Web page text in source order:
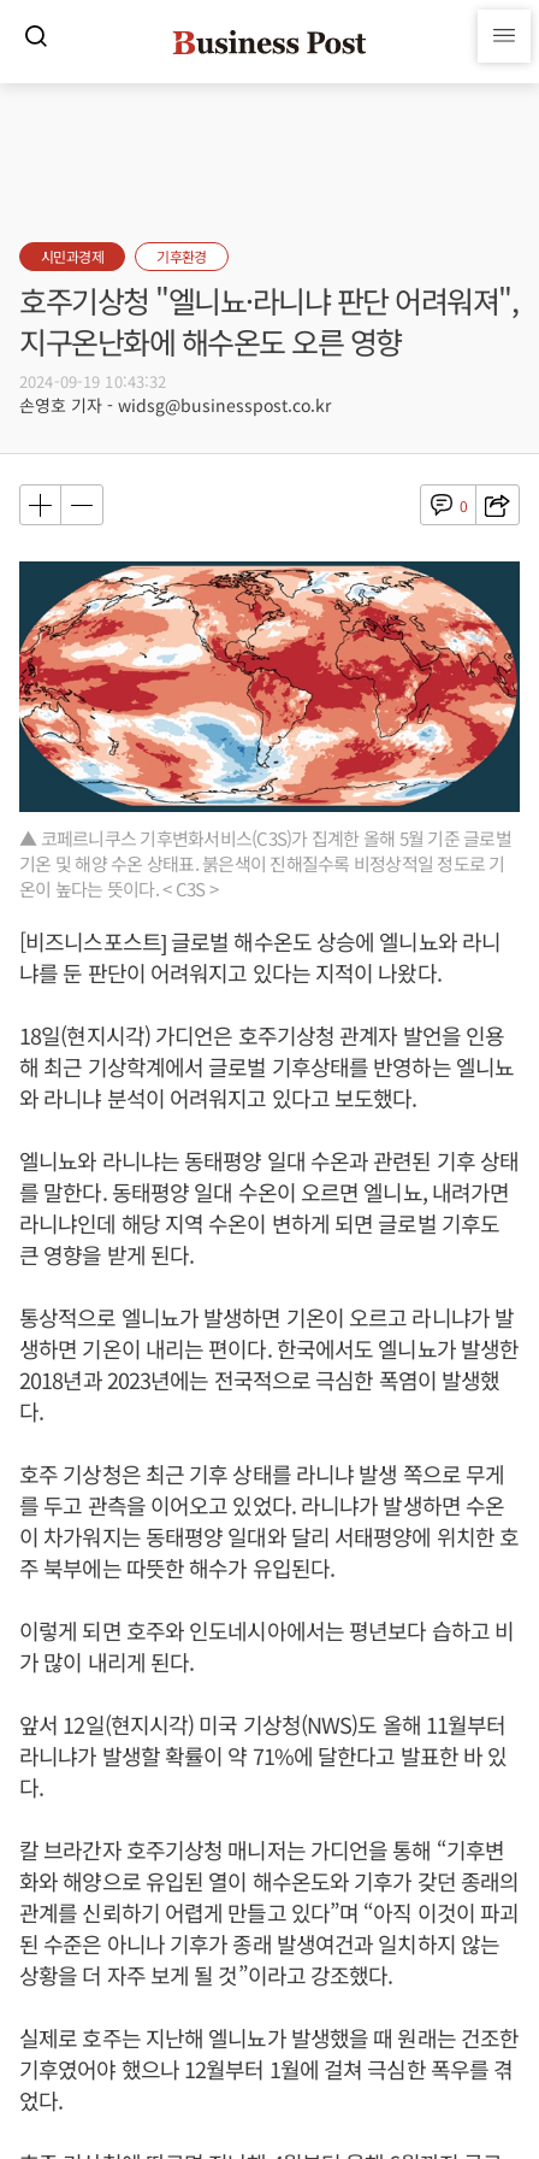
시민과경제 기후환경
호주기상청 "엘니뇨·라니냐 판단 어려워져",
지구온난화에 해수온도 오른 영향
2024-09-19 10:43:32
손영호 기자 - widsg@businesspost.co.kr
0
▲ 코페르니쿠스 기후변화서비스(C3S)가 집계한 올해 5월 기준 글로벌
기온 및 해양 수온 상태표. 붉은색이 진해질수록 비정상적일 정도로 기
온이 높다는 뜻이다. < C3S >
[비즈니스포스트] 글로벌 해수온도 상승에 엘니뇨와 라니
냐를 둔 판단이 어려워지고 있다는 지적이 나왔다.
18일(현지시각) 가디언은 호주기상청 관계자 발언을 인용
해 최근 기상학계에서 글로벌 기후상태를 반영하는 엘니뇨
와 라니냐 분석이 어려워지고 있다고 보도했다.
엘니뇨와 라니냐는 동태평양 일대 수온과 관련된 기후 상태
를 말한다. 동태평양 일대 수온이 오르면 엘니뇨, 내려가면
라니냐인데 해당 지역 수온이 변하게 되면 글로벌 기후도
큰 영향을 받게 된다.
통상적으로 엘니뇨가 발생하면 기온이 오르고 라니냐가 발
생하면 기온이 내리는 편이다. 한국에서도 엘니뇨가 발생한
2018년과 2023년에는 전국적으로 극심한 폭염이 발생했
다.
호주 기상청은 최근 기후 상태를 라니냐 발생 쪽으로 무게
를 두고 관측을 이어오고 있었다. 라니냐가 발생하면 수온
이 차가워지는 동태평양 일대와 달리 서태평양에 위치한 호
주 북부에는 따뜻한 해수가 유입된다.
이렇게 되면 호주와 인도네시아에서는 평년보다 습하고 비
가 많이 내리게 된다.
앞서 12일(현지시각) 미국 기상청(NWS)도 올해 11월부터
라니냐가 발생할 확률이 약 71%에 달한다고 발표한 바 있
다.
칼 브라간자 호주기상청 매니저는 가디언을 통해 “기후변
화와 해양으로 유입된 열이 해수온도와 기후가 갖던 종래의
관계를 신뢰하기 어렵게 만들고 있다”며 “아직 이것이 파괴
된 수준은 아니나 기후가 종래 발생여건과 일치하지 않는
상황을 더 자주 보게 될 것”이라고 강조했다.
실제로 호주는 지난해 엘니뇨가 발생했을 때 원래는 건조한
기후였어야 했으나 12월부터 1월에 걸쳐 극심한 폭우를 겪
었다.